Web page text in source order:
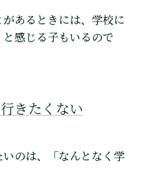
あるときには、学校に
感じる子もいるので
きたくない
のは、「なんとなく学